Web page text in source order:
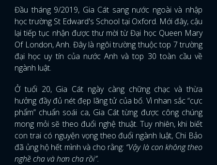
Đầu tháng 9/2019, Gia Cát sang nước ngoài và nhập
học trường St Edward's School tại Oxford. Mới đây, cậu
lại tiếp tục nhận được thư mời từ Đại học Queen Mary
Of London, Anh. Đây là ngôi trường thuộc top 7 trường
đại học uy tín của nước Anh và top 30 toàn cầu về
ngành luật.
Ở tuổi 20, Gia Cát ngày càng chững chạc và thừa
hưởng đầy đủ nét đẹp lãng tử của bố. Vì nhan sắc “cực
phẩm” chuẩn soái ca, Gia Cát từng được công chúng
mong mỏi sẽ theo đuổi nghệ thuật. Tuy nhiên, khi biết
con trai có nguyện vọng theo đuổi ngành luật, Chi Bảo
đã ủng hộ hết mình và cho rằng: “Vậy là con không theo
nghề cha và hơn cha rồi”.